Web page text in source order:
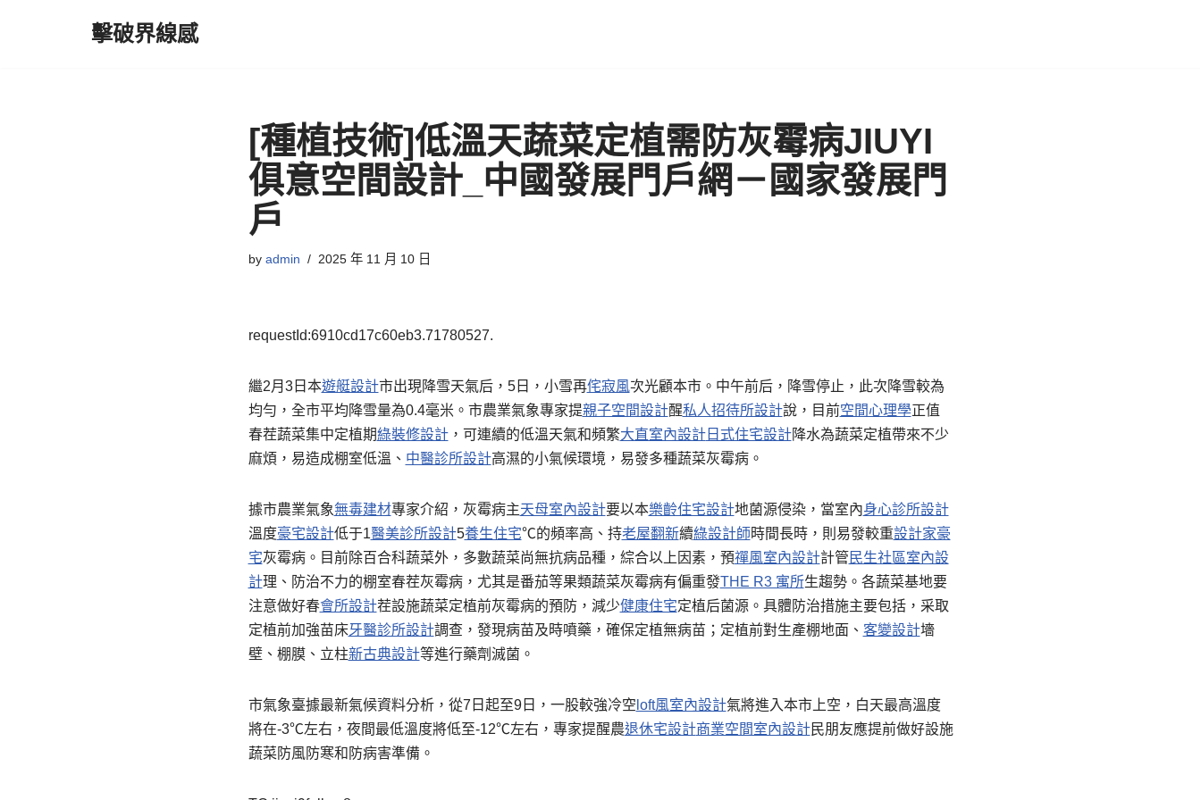
擊破界線感
[種植技術]低溫天蔬菜定植需防灰霉病JIUYI
俱意空間設計_中國發展門戶網－國家發展門
戶
by admin 2025 年 11 月 10 日
requestId:6910cd17c60eb3.71780527.
繼2月3日本遊艇設計市出現降雪天氣后，5日，小雪再侘寂風次光顧本市。中午前后，降雪停止，此次降雪較為
均勻，全市平均降雪量為0.4毫米。市農業氣象專家提親子空間設計醒私人招待所設計說，目前空間心理學正值
春茬蔬菜集中定植期綠裝修設計，可連續的低溫天氣和頻繁大直室內設計日式住宅設計降水為蔬菜定植帶來不少
麻煩，易造成棚室低溫、 中醫診所設計高濕的小氣候環境，易發多種蔬菜灰霉病。
據市農業氣象無毒建材專家介紹，灰霉病主天母室內設計要以本樂齡住宅設計地菌源侵染，當室內身心診所設計
溫度豪宅設計低于1醫美診所設計5養生住宅℃的頻率高、持老屋翻新續綠設計師時間長時，則易發較重設計家豪
宅灰霉病。目前除百合科蔬菜外，多數蔬菜尚無抗病品種，綜合以上因素，預禪風室內設計計管 民生社區室內設
計理、防治不力的棚室春茬灰霉病，尤其是番茄等果類蔬菜灰霉病有偏重發THE R3 寓所生趨勢。各蔬菜基地要
注意做好春會所設計茬設施蔬菜定植前灰霉病的預防，減少健康住宅定植后菌源。具體防治措施主要包括，采取
定植前加強苗床牙醫診所設計調查，發現病苗及時噴藥，確保定植無病苗；定植前對生產棚地面、 客變設計墻
壁、棚膜、立柱新古典設計等進行藥劑滅菌。
市氣象臺據最新氣候資料分析，從7日起至9日，一股較強冷空 loft風室內設計氣將進入本市上空，白天最高溫度
將在-3℃左右，夜間最低溫度將低至-12℃左右，專家提醒農退休宅設計商業空間室內設計民朋友應提前做好設施
蔬菜防風防寒和防病害準備。